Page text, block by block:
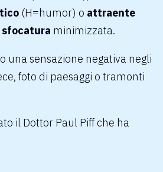
(H=humor) o attraente
sfocatura minimizzata.
una sensazione negativa negli
foto di paesaggi o tramonti
il Dottor Paul Piff che ha